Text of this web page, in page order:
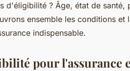
d'éligibilité ? Âge, état de
ensemble les conditions et
indispensable.
pour l'assurance